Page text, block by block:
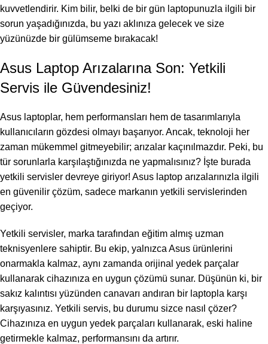
kuvvetlendirir. Kim bilir, belki de bir gün laptopunuzla ilgili bir
sorun yaşadığınızda, bu yazı aklınıza gelecek ve size
yüzünüzde bir gülümseme bırakacak!
Asus Laptop Arızalarına Son: Yetkili
Servis ile Güvendesiniz!
Asus laptoplar, hem performansları hem de tasarımlarıyla
kullanıcıların gözdesi olmayı başarıyor. Ancak, teknoloji her
zaman mükemmel gitmeyebilir; arızalar kaçınılmazdır. Peki, bu
tür sorunlarla karşılaştığınızda ne yapmalısınız? İşte burada
yetkili servisler devreye giriyor! Asus laptop arızalarınızla ilgili
en güvenilir çözüm, sadece markanın yetkili servislerinden
geçiyor.
Yetkili servisler, marka tarafından eğitim almış uzman
teknisyenlere sahiptir. Bu ekip, yalnızca Asus ürünlerini
onarmakla kalmaz, aynı zamanda orijinal yedek parçalar
kullanarak cihazınıza en uygun çözümü sunar. Düşünün ki, bir
sakız kalıntısı yüzünden canavarı andıran bir laptopla karşı
karşıyasınız. Yetkili servis, bu durumu sizce nasıl çözer?
Cihazınıza en uygun yedek parçaları kullanarak, eski haline
getirmekle kalmaz, performansını da artırır.